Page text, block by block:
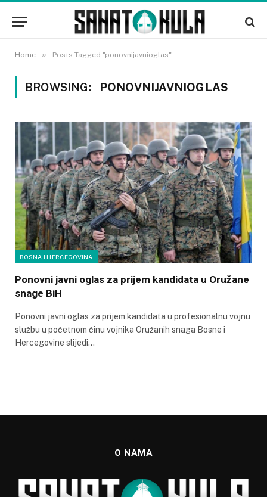
Home » Posts Tagged "ponovnijavnioglas"
BROWSING: PONOVNIJAVNIOGLAS
BOSNA I HERCEGOVINA
Ponovni javni oglas za prijem kandidata u Oružane
snage BiH
Ponovni javni oglas za prijem kandidata u profesionalnu vojnu
službu u početnom činu vojnika Oružanih snaga Bosne i
Hercegovine slijedi…
O NAMA